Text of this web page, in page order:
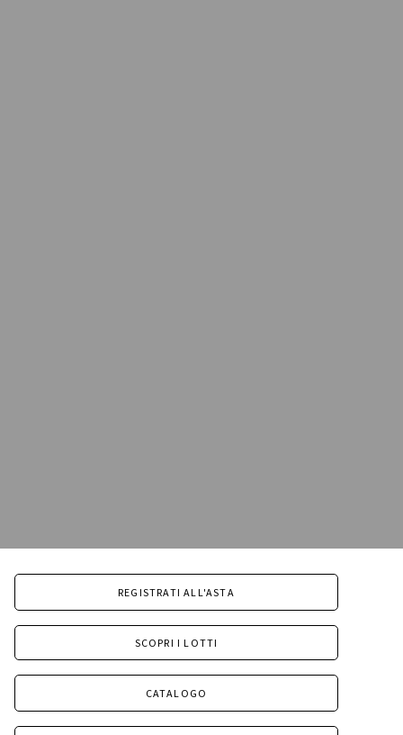
REGISTRATI ALL'ASTA
SCOPRI I LOTTI
CATALOGO